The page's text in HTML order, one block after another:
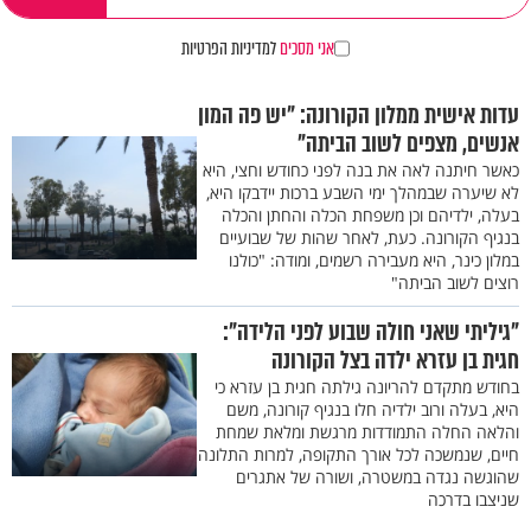
אני מסכיםלמדיניות הפרטיות
עדות אישית ממלון הקורונה: "יש פה המון
אנשים, מצפים לשוב הביתה"
כאשר חיתנה לאה את בנה לפני כחודש וחצי, היא
לא שיערה שבמהלך ימי השבע ברכות יידבקו היא,
בעלה, ילדיהם וכן משפחת הכלה והחתן והכלה
בנגיף הקורונה. כעת, לאחר שהות של שבועיים
במלון כינר, היא מעבירה רשמים, ומודה: "כולנו
רוצים לשוב הביתה"
"גיליתי שאני חולה שבוע לפני הלידה":
חגית בן עזרא ילדה בצל הקורונה
בחודש מתקדם להריונה גילתה חגית בן עזרא כי
היא, בעלה ורוב ילדיה חלו בנגיף קורונה, משם
והלאה החלה התמודדות מרגשת ומלאת שמחת
חיים, שנמשכה לכל אורך התקופה, למרות התלונה
שהוגשה נגדה במשטרה, ושורה של אתגרים
שניצבו בדרכה